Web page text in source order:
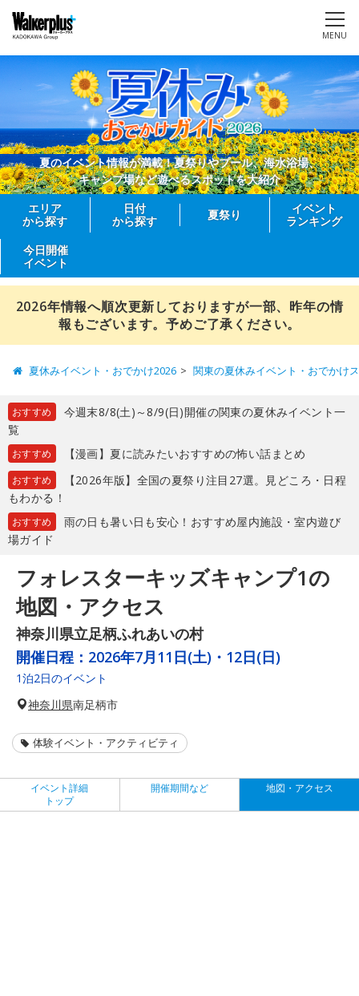
MENU
夏のイベント情報が満載！夏祭りやプール、海水浴場、
キャンプ場など遊べるスポットを大紹介
エリア
から探す
日付
から探す
夏祭り
イベント
ランキング
今日開催
イベント
2026年情報へ順次更新しておりますが一部、昨年の情
報もございます。予めご了承ください。
夏休みイベント・おでかけ2026 関東の夏休みイベント・おでかけ
おすすめ
今週末8/8(土)～8/9(日)開催の関東の夏休みイベント一
覧
おすすめ 【漫画】夏に読みたいおすすめの怖い話まとめ
おすすめ
【2026年版】全国の夏祭り注目27選。見どころ・日程
もわかる！
おすすめ
雨の日も暑い日も安心！おすすめ屋内施設・室内遊び
場ガイド
フォレスターキッズキャンプ1の
地図・アクセス
神奈川県立足柄ふれあいの村
開催日程： 2026年7月11日(土)・12日(日)
1泊2日のイベント
神奈川県南足柄市
体験イベント・アクティビティ
イベント詳細
トップ
開催期間など 地図・アクセス